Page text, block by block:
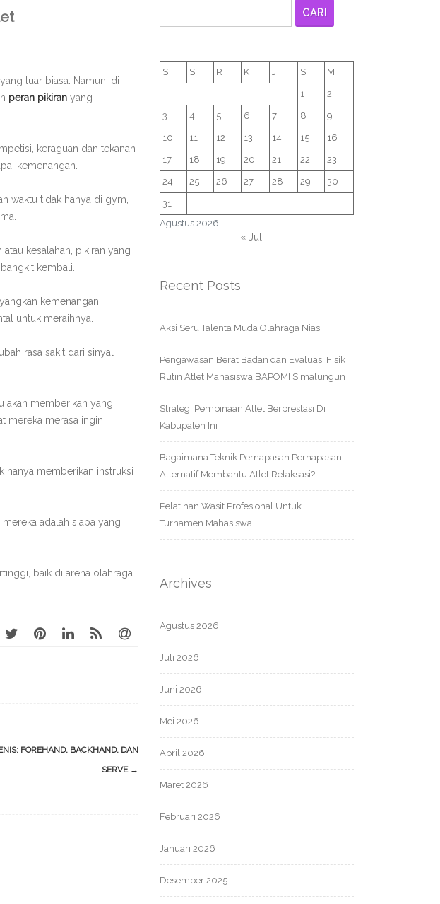
luar biasa. Namun, di
peran pikiran yang
keraguan dan tekanan
kemenangan.
waktu tidak hanya di gym,
kesalahan, pikiran yang
kembali.
kemenangan.
untuk meraihnya.
rasa sakit dari sinyal
akan memberikan yang
mereka merasa ingin
hanya memberikan instruksi
adalah siapa yang
baik di arena olahraga
FOREHAND, BACKHAND, DAN
SERVE →
CARI
Agustus 2026
S S R K J S M
1 2
3 4 5 6 7 8 9
10 11 12 13 14 15 16
17 18 19 20 21 22 23
24 25 26 27 28 29 30
31
« Jul
Recent Posts
Aksi Seru Talenta Muda Olahraga Nias
Pengawasan Berat Badan dan Evaluasi Fisik
Rutin Atlet Mahasiswa BAPOMI Simalungun
Strategi Pembinaan Atlet Berprestasi Di
Kabupaten Ini
Bagaimana Teknik Pernapasan Pernapasan
Alternatif Membantu Atlet Relaksasi?
Pelatihan Wasit Profesional Untuk
Turnamen Mahasiswa
Archives
Agustus 2026
Juli 2026
Juni 2026
Mei 2026
April 2026
Maret 2026
Februari 2026
Januari 2026
Desember 2025